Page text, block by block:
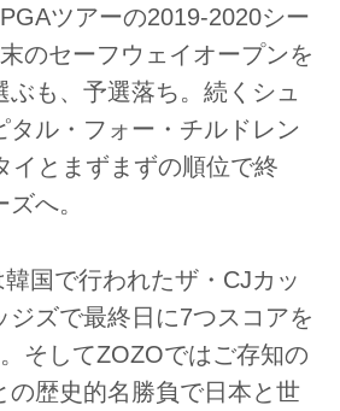
ツアーの2019-2020シー
のセーフウェイオープンを
ぶも、予選落ち。続くシュ
タル・フォー・チルドレン
イとまずまずの順位で終
へ。
国で行われたザ・CJカッ
ジズで最終日に7つスコアを
そしてZOZOではご存知の
の歴史的名勝負で日本と世